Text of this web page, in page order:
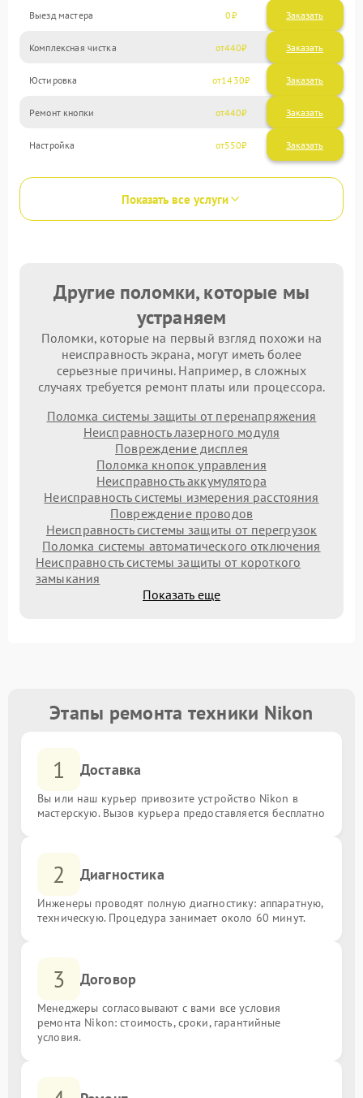
Выезд мастера 0 Заказать
Комплексная чистка 440
Юстировка 1430
Ремонт кнопки 440
Настройка 550
Показать все услуги
Другие поломки, которые мы
устраняем
Поломки, которые на первый взгляд похожи на
неисправность экрана, могут иметь более
серьезные причины. Например, в сложных
случаях требуется ремонт платы или процессора.
Поломка системы защиты от перенапряжения
Неисправность лазерного модуля
Повреждение дисплея
Поломка кнопок управления
Неисправность аккумулятора
Неисправность системы измерения расстояния
Повреждение проводов
Неисправность системы защиты от перегрузок
Поломка системы автоматического отключения
Неисправность системы защиты от короткого
замыкания
Показать еще
Этапы ремонта техники Nikon
1 Доставка
Вы или наш курьер привозите устройство Nikon в
мастерскую. Вызов курьера предоставляется бесплатно
2 Диагностика
Инженеры проводят полную диагностику: аппаратную,
техническую. Процедура занимает около 60 минут.
3 Договор
Менеджеры согласовывают с вами все условия
ремонта Nikon: стоимость, сроки, гарантийные
условия.